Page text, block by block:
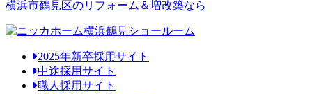
横浜市鶴見区のリフォーム＆増改築なら
2025年新卒採用サイト
中途採用サイト
職人採用サイト